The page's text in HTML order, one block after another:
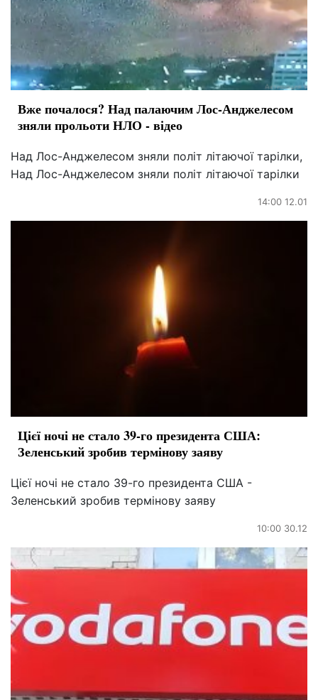
Вже почалося? Над палаючим Лос-Анджелесом
зняли прольоти НЛО - відео
Над Лос-Анджелесом зняли політ літаючої тарілки,
Над Лос-Анджелесом зняли політ літаючої тарілки
14:00 12.01
Цієї ночі не стало 39-го президента США:
Зеленський зробив термінову заяву
Цієї ночі не стало 39-го президента США -
Зеленський зробив термінову заяву
10:00 30.12